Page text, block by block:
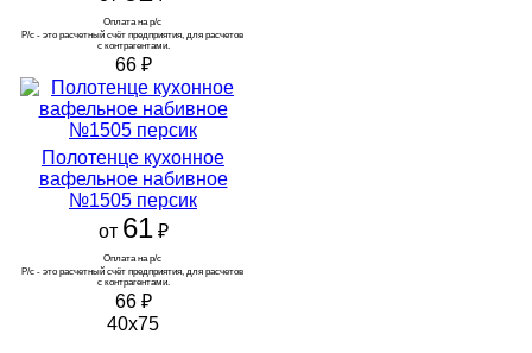
Оплата на р/с
Р/с - это расчетный счёт предприятия, для расчетов
с контрагентами.
66₽
Полотенце кухонное
вафельное набивное
№1505 персик
от 61₽
Оплата на р/с
Р/с - это расчетный счёт предприятия, для расчетов
с контрагентами.
66₽
40х75